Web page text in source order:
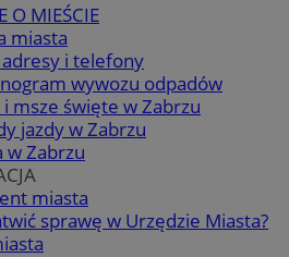
O MIEŚCIE
miasta
i telefony
wywozu odpadów
msze święte w Zabrzu
jazdy w Zabrzu
w Zabrzu
miasta
sprawę w Urzędzie Miasta?